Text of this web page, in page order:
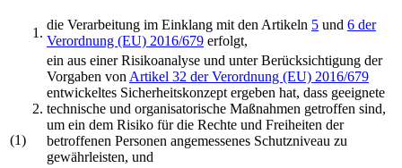
(1)
1.
die Verarbeitung im Einklang mit den Artikeln 5 und 6 der
Verordnung (EU) 2016/679 erfolgt,
2.
ein aus einer Risikoanalyse und unter Berücksichtigung der
Vorgaben von Artikel 32 der Verordnung (EU) 2016/679
entwickeltes Sicherheitskonzept ergeben hat, dass geeignete
technische und organisatorische Maßnahmen getroffen sind,
um ein dem Risiko für die Rechte und Freiheiten der
betroffenen Personen angemessenes Schutzniveau zu
gewährleisten, und